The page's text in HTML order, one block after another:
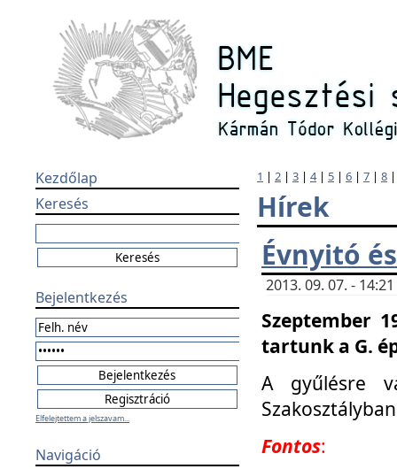
Kezdőlap
Keresés
Bejelentkezés
Elfelejtettem a jelszavam...
Navigáció
1 | 2 | 3 | 4| 5 | 6 | 7 | 8
Hírek
Évnyitó
2013. 09. 07. -
Szeptember
tartunk a G.
A gyűlésre
Fontos: